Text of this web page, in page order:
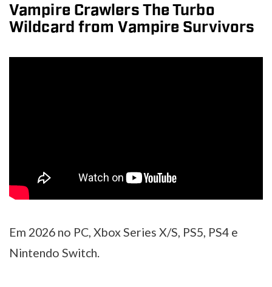
Vampire Crawlers The Turbo
Wildcard from Vampire Survivors
Em 2026 no PC, Xbox Series X/S, PS5, PS4 e
Nintendo Switch.